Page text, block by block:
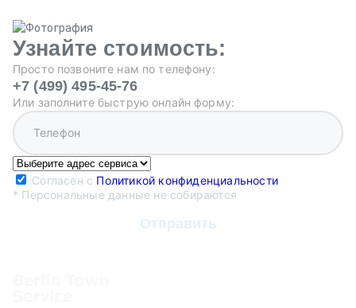
Узнайте стоимость:
Просто позвоните нам по телефону:
+7 (499) 495-45-76
Или заполните быструю онлайн форму:
Согласен с Политикой конфиденциальности
* Персональные данные не собираются